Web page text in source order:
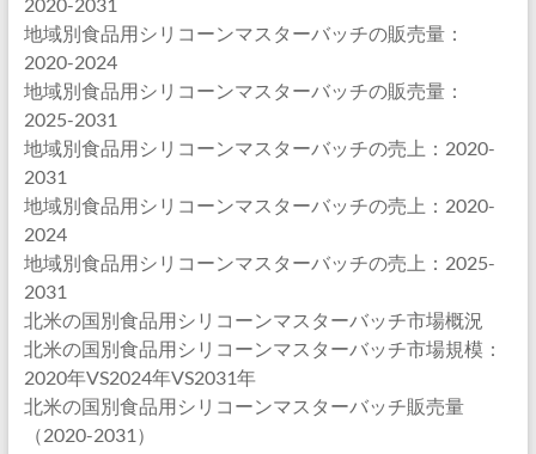
地域別食品用シリコーンマスターバッチの販売量：
2020-2024
地域別食品用シリコーンマスターバッチの販売量：
2025-2031
地域別食品用シリコーンマスターバッチの売上：2020-
2031
地域別食品用シリコーンマスターバッチの売上：2020-
2024
地域別食品用シリコーンマスターバッチの売上：2025-
2031
北米の国別食品用シリコーンマスターバッチ市場概況
北米の国別食品用シリコーンマスターバッチ市場規模：
2020年VS2024年VS2031年
北米の国別食品用シリコーンマスターバッチ販売量
（2020-2031）